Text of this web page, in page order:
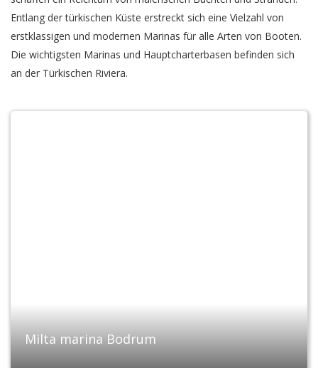
Entlang der türkischen Küste erstreckt sich eine Vielzahl von
erstklassigen und modernen Marinas für alle Arten von Booten.
Die wichtigsten Marinas und Hauptcharterbasen befinden sich
an der Türkischen Riviera.
Milta marina Bodrum